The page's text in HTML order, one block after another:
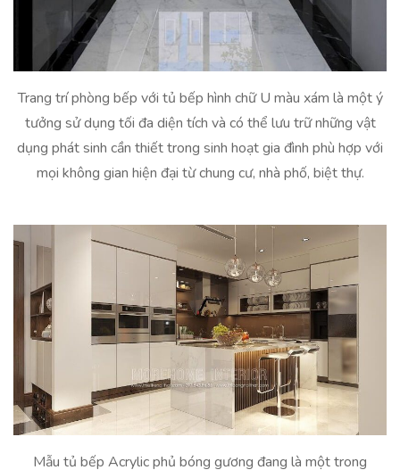
Trang trí phòng bếp với tủ bếp hình chữ U màu xám là một ý
tưởng sử dụng tối đa diện tích và có thể lưu trữ những vật
dụng phát sinh cần thiết trong sinh hoạt gia đình phù hợp với
mọi không gian hiện đại từ chung cư, nhà phố, biệt thự.
Mẫu tủ bếp Acrylic phủ bóng gương đang là một trong